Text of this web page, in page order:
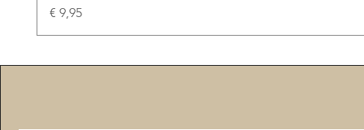
Prijs
€ 9,95